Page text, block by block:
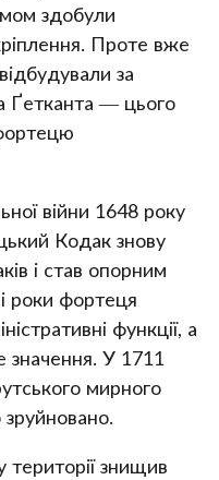
здобули
Проте вже
за
Ґетканта — цього
війни 1648 року
Кодак знову
і став опорним
роки фортеця
функції, а
значення. У 1711
мирного
зруйновано.
території знищив